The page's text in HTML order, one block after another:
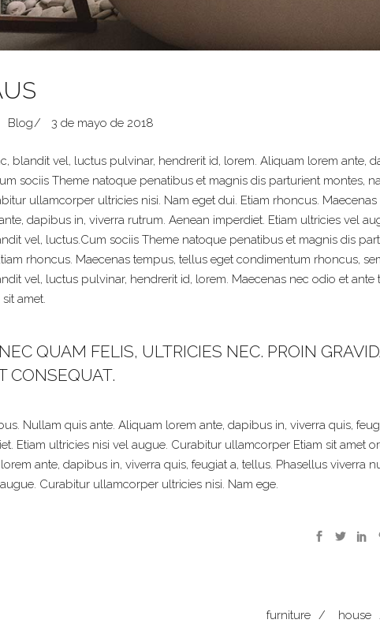
Blog 3 de mayo de 2018
blandit vel, luctus pulvinar, hendrerit id, lorem. Aliquam lorem ante,
sociis Theme natoque penatibus et magnis dis parturient montes,
ullamcorper ultricies nisi. Nam eget dui. Etiam rhoncus.
dapibus in, viverra rutrum. Aenean imperdiet. Etiam ultricies vel
vel, luctus.Cum sociis Theme natoque penatibus et magnis dis
rhoncus. Maecenas tempus, tellus eget condimentum rhoncus,
vel, luctus pulvinar, hendrerit id, lorem. Maecenas nec odio et
amet.
QUAM FELIS, ULTRICIES NEC. PROIN
CONSEQUAT.
Nullam quis ante. Aliquam lorem ante, dapibus in, viverra quis,
Etiam ultricies nisi vel augue. Curabitur ullamcorper Etiam sit amet
ante, dapibus in, viverra quis, feugiat a, tellus. Phasellus viverra
Curabitur ullamcorper ultricies nisi. Nam ege.
furniture / house